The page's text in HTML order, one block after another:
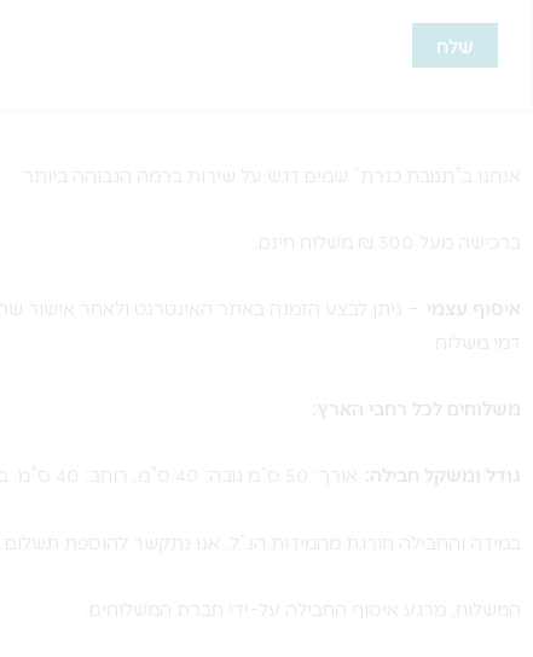
אנחנו ב”תנובת כנרת” שמים דגש על שירות ברמה הגבוהה ביותר.
ברכישה מעל 300 ₪ משלוח חינם.
איסוף עצמי – ניתן לבצע הזמנה באתר האינטרנט ולאחר אישור
דמי משלוח.
משלוחים לכל רחבי הארץ:
גודל ומשקל חבילה: אורך: 50 ס”מ גובה: 40 ס”מ, רוחב: 40 ס”מ. במשקל עד 10 ק”ג.
במידה והחבילה חורגת מהמידות הנ”ל, אנו נתקשר להוספת תשלום
המשלוח, מרגע איסוף החבילה על-ידי חברת המשלוחים.